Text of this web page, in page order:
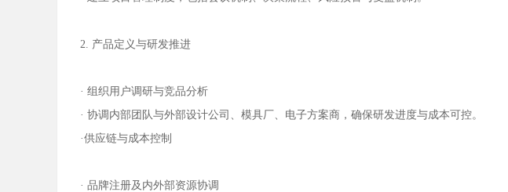
2. 产品定义与研发推进
· 组织用户调研与竞品分析
· 协调内部团队与外部设计公司、模具厂、电子方案商，确保研发进度与成本可控。
·供应链与成本控制
· 品牌注册及内外部资源协调